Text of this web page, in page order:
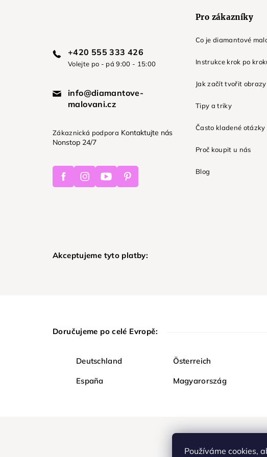
Používáme cookies,
+420 555 333 426
Volejte po - pá 9:00 - 15:00
info@diamantove-
malovani.cz
Zákaznická podpora Kontaktujte nás
Nonstop 24/7
FacebookInstagramYoutubePinterest
Pro zákazníky
Co je diamantové
Instrukce krok po
Jak začít tvořit obrazy
Tipy a triky
Často kladené otázky
Proč koupit u nás
Blog
Akceptujeme tyto platby:
Doručujeme po celé Evropě:
Deutschland Österreich
España Magyarország